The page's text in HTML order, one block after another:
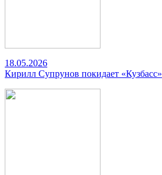
18.05.2026
Кирилл Супрунов покидает «Кузбасс»